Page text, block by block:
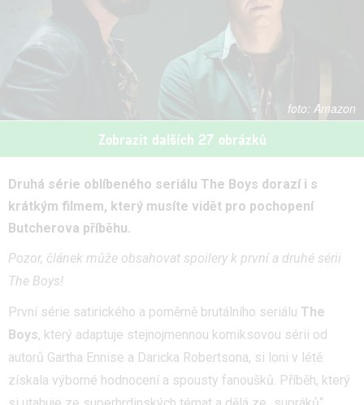
Amazon
Zobrazit dalších 27 obrázků
Druhá série oblíbeného seriálu The Boys dorazí i s
krátkým filmem, který musíte vidět pro pochopení
Butcherova příběhu.
Pozor, článek může obsahovat spoilery k první a druhé sérii
The Boys!
První série satirického a poměrně brutálního seriálu The
Boys, který adaptuje stejnojmennou komiksovou sérii od
autorů Gartha Ennise a Daricka Robertsona, si loni v létě
získala výborné hodnocení a spousty fanoušků. Příběh, který